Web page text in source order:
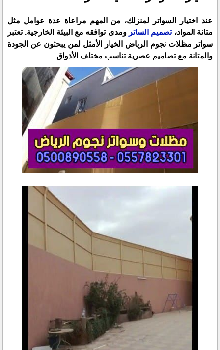
عند اختيار السواتر لمنزلك، من المهم مراعاة عدة عوامل مثل
متانة المواد، تصميم الساتر ومدى توافقه مع البيئة الخارجية. تعتبر
سواتر مظلات نجوم الرياض الخيار الأمثل لمن يبحثون عن الجودة
والمتانة مع تصاميم عصرية تناسب مختلف الأذواق.